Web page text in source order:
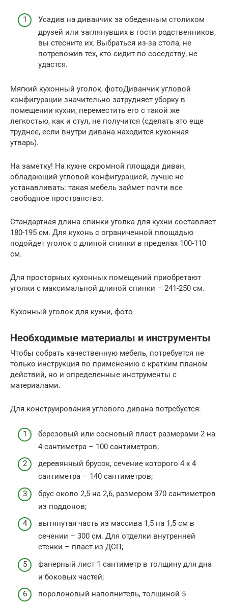
Усадив на диванчик за обеденным столиком
друзей или заглянувших в гости родственников,
вы стесните их. Выбраться из-за стола, не
потревожив тех, кто сидит по соседству, не
удастся.
Мягкий кухонный уголок, фотоДиванчик угловой
конфигурации значительно затрудняет уборку в
помещении кухни, переместить его с такой же
легкостью, как и стул, не получится (сделать это еще
труднее, если внутри дивана находится кухонная
утварь).
На заметку! На кухне скромной площади диван,
обладающий угловой конфигурацией, лучше не
устанавливать: такая мебель займет почти все
свободное пространство.
Стандартная длина спинки уголка для кухни составляет
180-195 см. Для кухонь с ограниченной площадью
подойдет уголок с длиной спинки в пределах 100-110
см.
Для просторных кухонных помещений приобретают
уголки с максимальной длиной спинки – 241-250 см.
Кухонный уголок для кухни, фото
Необходимые материалы и инструменты
Чтобы собрать качественную мебель, потребуется не
только инструкция по применению с кратким планом
действий, но и определенные инструменты с
материалами.
Для конструирования углового дивана потребуется:
березовый или сосновый пласт размерами 2 на
4 сантиметра – 100 сантиметров;
деревянный брусок, сечение которого 4 х 4
сантиметра – 140 сантиметров;
брус около 2,5 на 2,6, размером 370 сантиметров
из поддонов;
вытянутая часть из массива 1,5 на 1,5 см в
сечении – 300 см. Для отделки внутренней
стенки – пласт из ДСП;
фанерный лист 1 сантиметр в толщину для дна
и боковых частей;
поролоновый наполнитель, толщиной 5